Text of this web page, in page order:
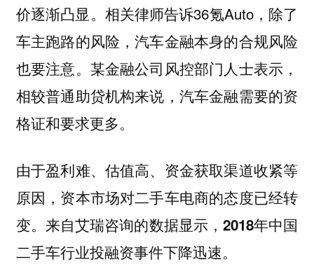
价逐渐凸显。相关律师告诉36氪Auto，除了
车主跑路的风险，汽车金融本身的合规风险
也要注意。某金融公司风控部门人士表示，
相较普通助贷机构来说，汽车金融需要的资
格证和要求更多。
由于盈利难、估值高、资金获取渠道收紧等
原因，资本市场对二手车电商的态度已经转
变。来自艾瑞咨询的数据显示，2018年中国
二手车行业投融资事件下降迅速。